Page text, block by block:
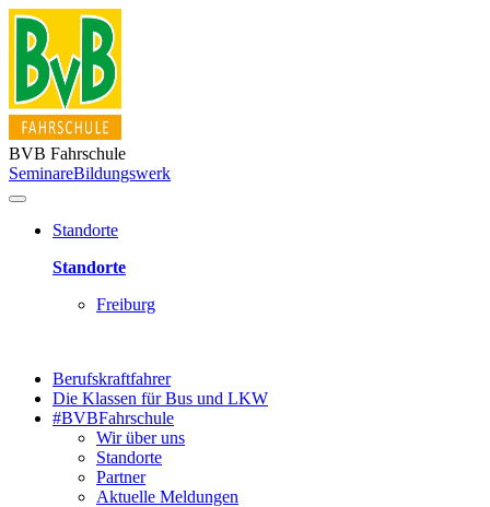
BVB Fahrschule
SeminareBildungswerk
Standorte
Standorte
Freiburg
Berufskraftfahrer
Die Klassen für Bus und LKW
#BVBFahrschule
Wir über uns
Standorte
Partner
Aktuelle Meldungen